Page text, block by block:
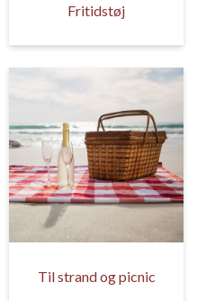
Fritidstøj
Til strand og picnic